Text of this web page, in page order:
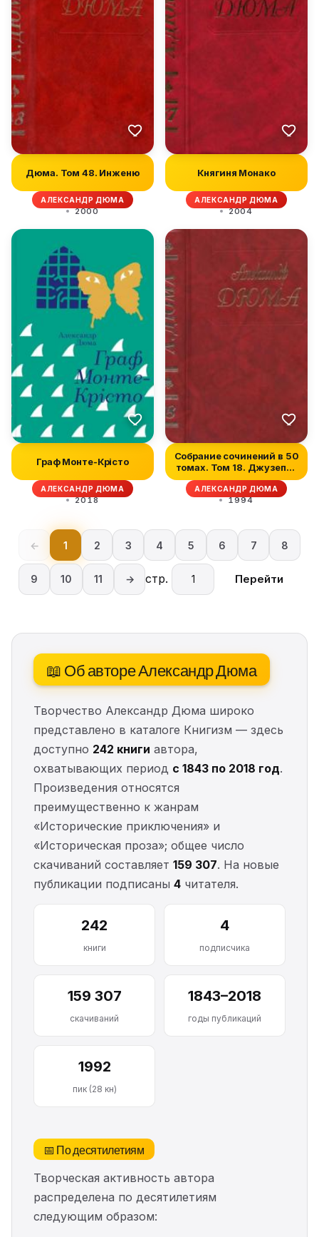
Дюма. Том 48. Инженю
АЛЕКСАНДР ДЮМА
2000
Княгиня Монако
АЛЕКСАНДР ДЮМА
2004
Граф Монте-Крісто
АЛЕКСАНДР ДЮМА
2018
Собрание сочинений в 50
томах. Том 18. Джузеппе
Ба...
АЛЕКСАНДР ДЮМА
1994
← 1 2 3 4 5 6 7 8
9 10 11 → стр. Перейти
📖 Об авторе Александр Дюма
Творчество Александр Дюма широко
представлено в каталоге Книгизм — здесь
доступно 242 книги автора,
охватывающих период с 1843 по 2018 год.
Произведения относятся
преимущественно к жанрам
«Исторические приключения» и
«Историческая проза»; общее число
скачиваний составляет 159 307. На новые
публикации подписаны 4 читателя.
242
книги
4
подписчика
159 307
скачиваний
1843–2018
годы публикаций
1992
пик (28 кн)
📅 По десятилетиям
Творческая активность автора
распределена по десятилетиям
следующим образом: